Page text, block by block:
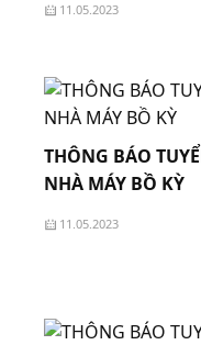
11.05.2023
THÔNG BÁO
NHÀ MÁY BỒ KỲ
11.05.2023